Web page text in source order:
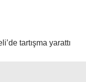
tartışma yarattı